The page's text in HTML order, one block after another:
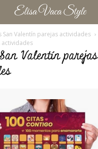
Elisa Vaca Style
San Valentín parejas actividades
actividades
Valentín parejas